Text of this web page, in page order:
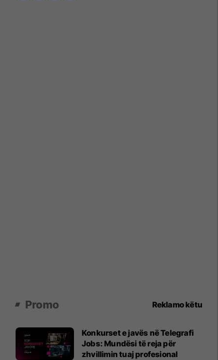
Promo Reklamo këtu
Konkurset e javës në Telegrafi
Jobs: Mundësi të reja për
zhvillimin tuaj profesional